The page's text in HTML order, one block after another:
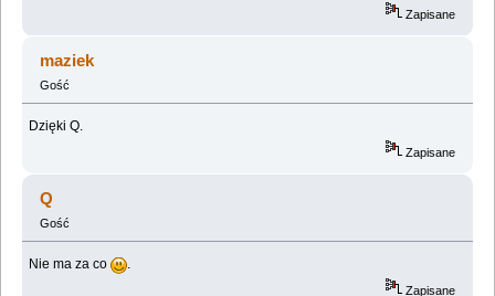
Zapisane
maziek
Gość
Dzięki Q.
Zapisane
Q
Gość
Nie ma za co .
Zapisane